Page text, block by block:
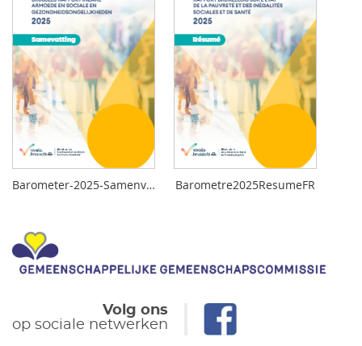
Barometer-2025-Samenvatting-NL Barometre2025ResumeFR
Volg ons
op sociale netwerken